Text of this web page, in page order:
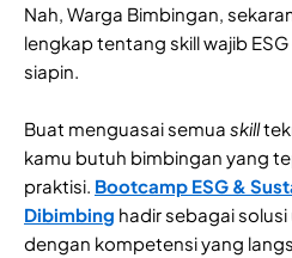
Nah, Warga Bimbingan,
lengkap tentang skill wajib
siapin.
Buat menguasai semua skill
kamu butuh bimbingan yang
praktisi. Bootcamp ESG &
Dibimbing hadir sebagai
dengan kompetensi yang